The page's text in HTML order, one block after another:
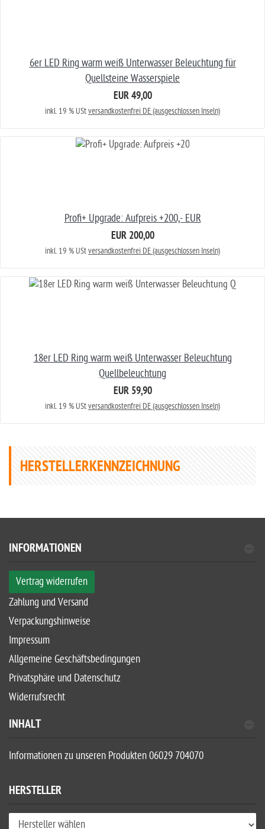
6er LED Ring warm weiß Unterwasser Beleuchtung für
Quellsteine Wasserspiele
EUR 49,00
inkl. 19 % UStversandkostenfrei DE (ausgeschlossen Inseln)
Profi+ Upgrade: Aufpreis +200,- EUR
EUR 200,00
inkl. 19 % UStversandkostenfrei DE (ausgeschlossen Inseln)
18er LED Ring warm weiß Unterwasser Beleuchtung
Quellbeleuchtung
EUR 59,90
inkl. 19 % UStversandkostenfrei DE (ausgeschlossen Inseln)
HERSTELLERKENNZEICHNUNG
INFORMATIONEN
Vertrag widerrufen
Zahlung und Versand
Verpackungshinweise
Impressum
Allgemeine Geschäftsbedingungen
Privatsphäre und Datenschutz
Widerrufsrecht
INHALT
Informationen zu unseren Produkten 06029 704070
HERSTELLER